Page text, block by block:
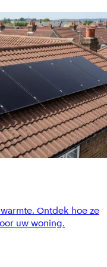
Ontdek hoe ze
uw woning.